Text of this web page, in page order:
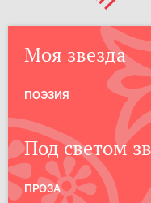
Моя звезда
ПОЭЗИЯ
Под светом
ПРОЗА